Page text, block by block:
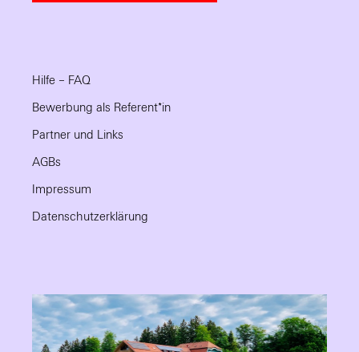
Hilfe – FAQ
Bewerbung als Referent*in
Partner und Links
AGBs
Impressum
Datenschutzerklärung